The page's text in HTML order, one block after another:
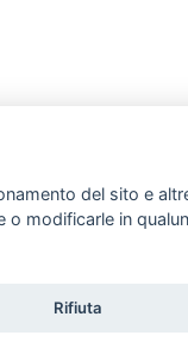
Preferenze cookie
del sito e
o modificarle in
Rifiuta